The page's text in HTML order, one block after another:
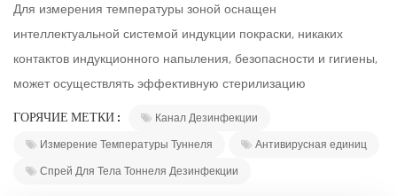
Для измерения температуры зоной оснащен
интеллектуальной системой индукции покраски, никаких
контактов индукционного напыления, безопасности и гигиены,
может осуществлять эффективную стерилизацию
ГОРЯЧИЕ МЕТКИ :
Канал Дезинфекции
Измерение Температуры Туннеля
Антивирусная единиц
Спрей Для Тела Тоннеля Дезинфекции